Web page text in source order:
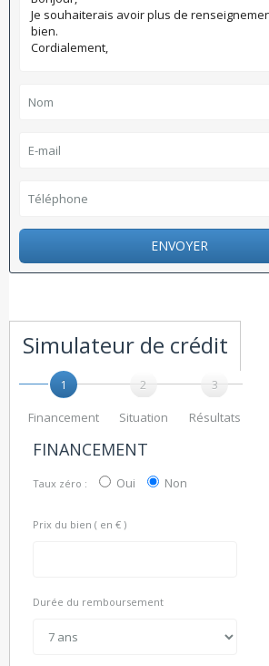
ENVOYER
Simulateur de crédit
1
Financement
2
Situation
3
Résultats
FINANCEMENT
Taux zéro : Oui Non
Prix du bien ( en € )
Durée du remboursement